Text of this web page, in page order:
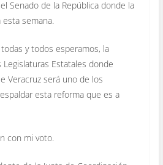
Senado de la República donde la
semana.
y todos esperamos, la
Legislaturas Estatales donde
Veracruz será uno de los
esta reforma que es a
con mi voto.